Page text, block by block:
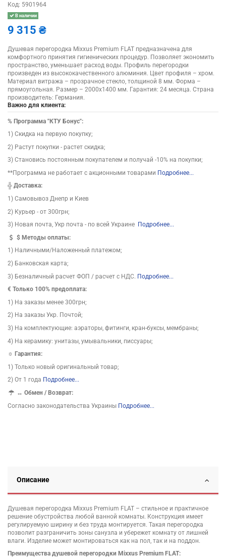
Код: 5901964
В наличии
9 315 ₴
Душевая перегородка Mixxus Premium FLAT предназначена для
комфортного принятия гигиенических процедур. Позволяет экономить
пространство, уменьшает расход воды. Профиль перегородки
произведен из высококачественного алюминия. Цвет профиля – хром.
Материал витража – прозрачное стекло, толщиной 8 мм. Форма –
прямоугольная. Размер – 2000х1400 мм. Гарантия: 24 месяца. Cтрана
производитель: Германия.
Важно для клиента:
% Программа "КТУ Бонус":
1) Скидка на первую покупку;
2) Растут покупки - растет скидка;
3) Становись постоянным покупателем и получай -10% на покупки;
**Программа не работает с акционными товарами Подробнее...
╬ Доставка:
1) Самовывоз Днепр и Киев
2) Курьер - от 300грн;
3) Новая почта, Укр почта - по всей Украине Подробнее...
$Методы оплаты:
1) Наличными/Наложенный платежом;
2) Банковская карта;
3) Безналичный расчет ФОП / расчет с НДС. Подробнее...
€ Только 100% предоплата:
1) На заказы менее 300грн;
2) На заказы Укр. Почтой;
3) На комплектующие: аэраторы, фитинги, кран-буксы, мембраны;
4) На керамику: унитазы, умывальники, писсуары;
☼ Гарантия:
1) Только новый оригинальный товар;
2) От 1 года Подробнее...
↔Обмен / Возврат:
Согласно законодательства Украины Подробнее...
Описание
Душевая перегородка Mixxus Premium FLAT – стильное и практичное
решение обустройства любой ванной комнаты. Конструкция имеет
регулируемую ширину и без труда монтируется. Такая перегородка
позволит разграничить зоны санузла и убережет комнату от лишней
влаги. Изделие может монтироваться как на пол, так и на поддон.
Преимущества душевой перегородки Mixxus Premium FLAT: